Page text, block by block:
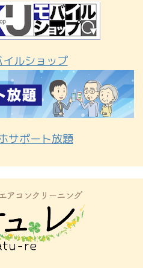
イルショップ
サポート放題